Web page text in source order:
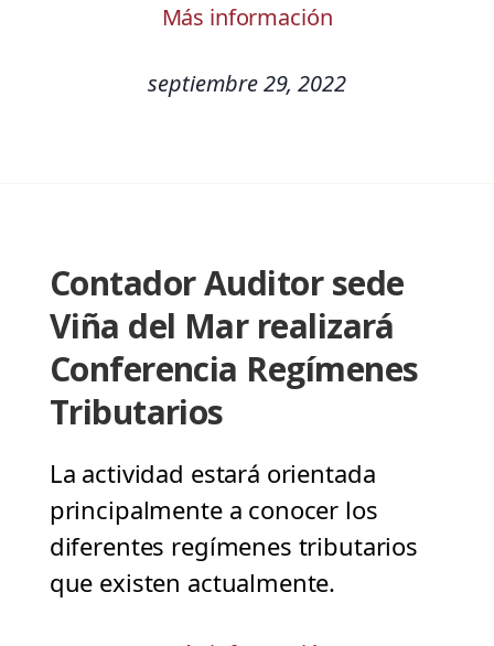
Más información
septiembre 29, 2022
Contador Auditor sede
Viña del Mar realizará
Conferencia Regímenes
Tributarios
La actividad estará orientada
principalmente a conocer los
diferentes regímenes tributarios
que existen actualmente.